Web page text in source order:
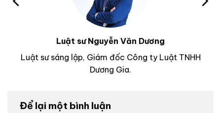
Luật sư Nguyễn Văn Dương
Luật sư sáng lập, Giám đốc Công ty Luật TNHH
Dương Gia.
Để lại một bình luận